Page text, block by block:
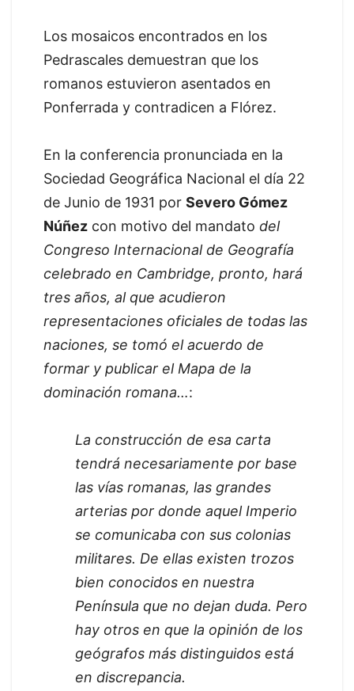
Los mosaicos encontrados en los
Pedrascales demuestran que los
romanos estuvieron asentados en
Ponferrada y contradicen a Flórez.
En la conferencia pronunciada en la
Sociedad Geográfica Nacional el día 22
de Junio de 1931 por Severo Gómez
Núñez con motivo del mandato del
Congreso Internacional de Geografía
celebrado en Cambridge, pronto, hará
tres años, al que acudieron
representaciones oficiales de todas las
naciones, se tomó el acuerdo de
formar y publicar el Mapa de la
dominación romana…:
La construcción de esa carta
tendrá necesariamente por base
las vías romanas, las grandes
arterias por donde aquel Imperio
se comunicaba con sus colonias
militares. De ellas existen trozos
bien conocidos en nuestra
Península que no dejan duda. Pero
hay otros en que la opinión de los
geógrafos más distinguidos está
en discrepancia.